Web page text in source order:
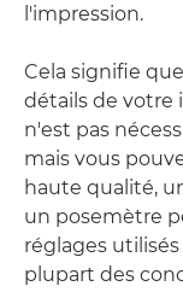
l'impression.
Cela signifie
détails de votre
n'est pas
mais vous
haute qualité,
un posemètre
réglages
plupart des